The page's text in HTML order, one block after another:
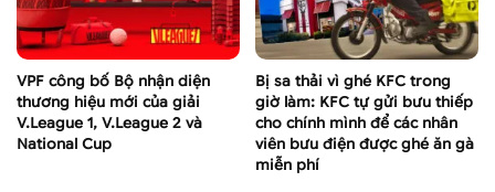
VPF công bố Bộ nhận diện
thương hiệu mới của giải
V.League 1, V.League 2 và
National Cup
Bị sa thải vì ghé KFC trong
giờ làm: KFC tự gửi bưu thiếp
cho chính mình để các nhân
viên bưu điện được ghé ăn gà
miễn phí